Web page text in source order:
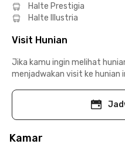
Halte Prestigia
Halte Illustria
Visit Hunian
Jika kamu ingin melihat
menjadwakan visit ke hunian
Kamar